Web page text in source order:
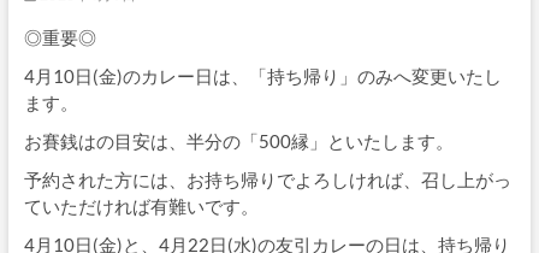
◎重要◎
4月10日(金)のカレー日は、「持ち帰り」のみへ変更いたし
ます。
お賽銭はの目安は、半分の「500縁」といたします。
予約された方には、お持ち帰りでよろしければ、召し上がっ
ていただければ有難いです。
4月10日(金)と、4月22日(水)の友引カレーの日は、持ち帰り